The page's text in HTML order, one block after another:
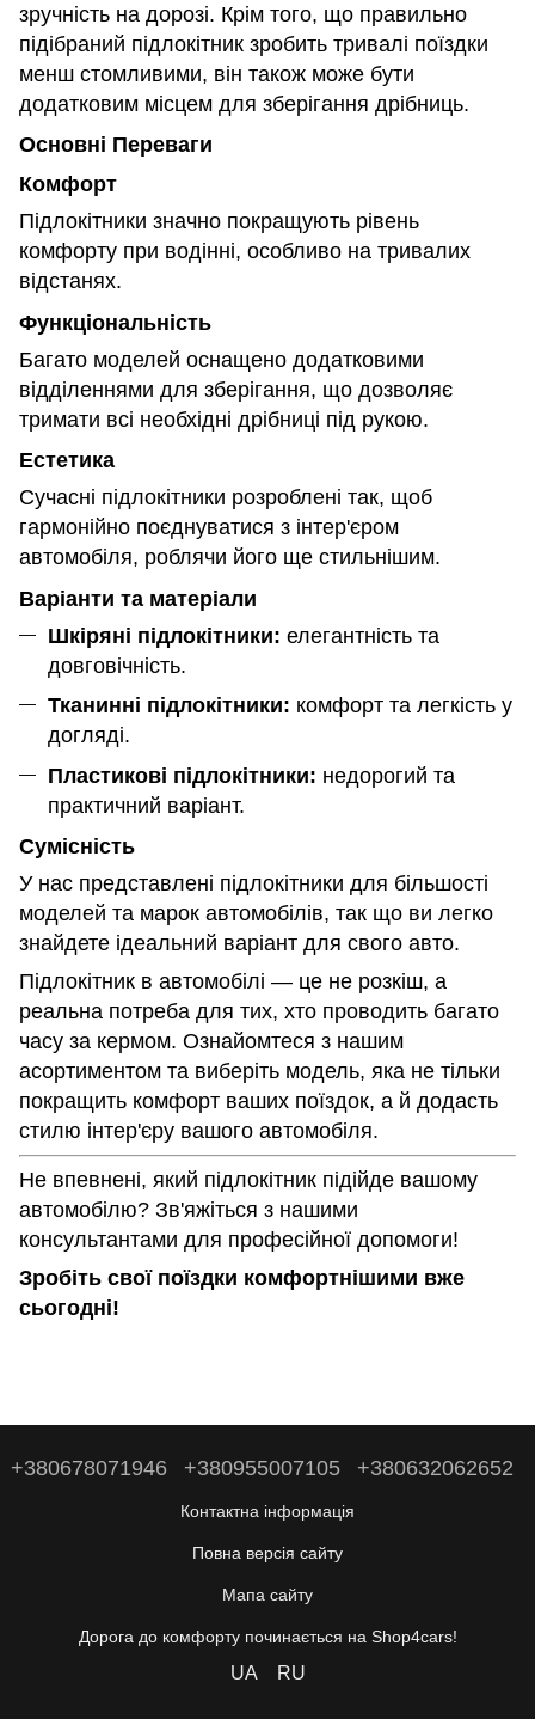
зручність на дорозі. Крім того, що правильно
підібраний підлокітник зробить тривалі поїздки
менш стомливими, він також може бути
додатковим місцем для зберігання дрібниць.
Основні Переваги
Комфорт
Підлокітники значно покращують рівень
комфорту при водінні, особливо на тривалих
відстанях.
Функціональність
Багато моделей оснащено додатковими
відділеннями для зберігання, що дозволяє
тримати всі необхідні дрібниці під рукою.
Естетика
Сучасні підлокітники розроблені так, щоб
гармонійно поєднуватися з інтер'єром
автомобіля, роблячи його ще стильнішим.
Варіанти та матеріали
Шкіряні підлокітники: елегантність та
довговічність.
Тканинні підлокітники: комфорт та легкість у
догляді.
Пластикові підлокітники: недорогий та
практичний варіант.
Сумісність
У нас представлені підлокітники для більшості
моделей та марок автомобілів, так що ви легко
знайдете ідеальний варіант для свого авто.
Підлокітник в автомобілі — це не розкіш, а
реальна потреба для тих, хто проводить багато
часу за кермом. Ознайомтеся з нашим
асортиментом та виберіть модель, яка не тільки
покращить комфорт ваших поїздок, а й додасть
стилю інтер'єру вашого автомобіля.
Не впевнені, який підлокітник підійде вашому
автомобілю? Зв'яжіться з нашими
консультантами для професійної допомоги!
Зробіть свої поїздки комфортнішими вже
сьогодні!
+380678071946 +380955007105 +380632062652
Контактна інформація
Повна версія сайту
Мапа сайту
Дорога до комфорту починається на Shop4cars!
UA RU